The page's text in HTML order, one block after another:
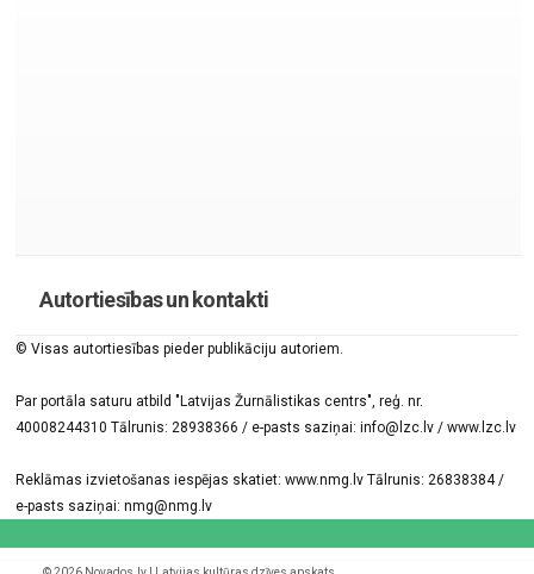
Autortiesības un kontakti
© Visas autortiesības pieder publikāciju autoriem.
Par portāla saturu atbild "Latvijas Žurnālistikas centrs", reģ. nr.
40008244310 Tālrunis: 28938366 / e-pasts saziņai: info@lzc.lv / www.lzc.lv
Reklāmas izvietošanas iespējas skatiet: www.nmg.lv Tālrunis: 26838384 /
e-pasts saziņai: nmg@nmg.lv